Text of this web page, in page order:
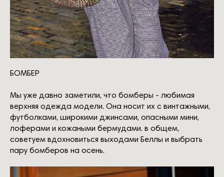
БОМБЕР
Мы уже давно заметили, что бомберы - любимая
верхняя одежда модели. Она носит их с винтажными,
футболками, широкими джинсами, опасными мини,
лоферами и кожаными бермудами. в общем,
советуем вдохновиться выходами Беллы и выбрать
пару бомберов на осень.